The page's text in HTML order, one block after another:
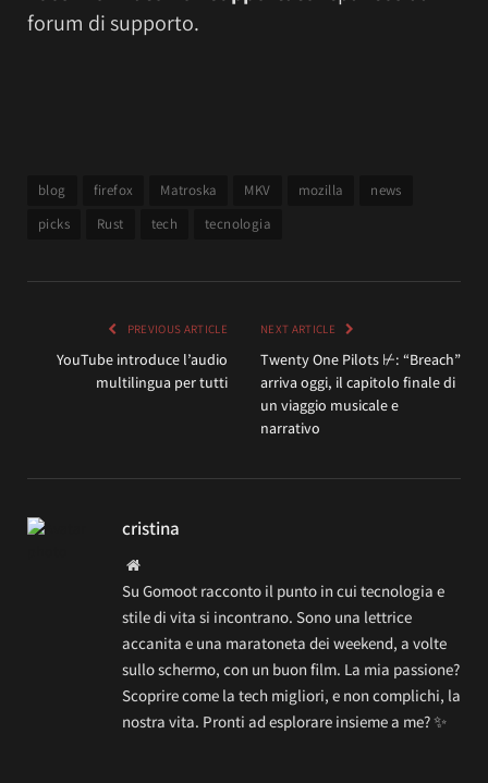
forum di supporto.
blog firefox Matroska MKV mozilla
news
picks
Rust tech tecnologia
PREVIOUS ARTICLE
YouTube introduce l’audio
multilingua per tutti
NEXT ARTICLE
Twenty One Pilots ⊬: “Breach”
arriva oggi, il capitolo finale di
un viaggio musicale e
narrativo
cristina
Website
Su Gomoot racconto il punto in cui tecnologia e
stile di vita si incontrano. Sono una lettrice
accanita e una maratoneta dei weekend, a volte
sullo schermo, con un buon film. La mia passione?
Scoprire come la tech migliori, e non complichi, la
nostra vita. Pronti ad esplorare insieme a me? ✨